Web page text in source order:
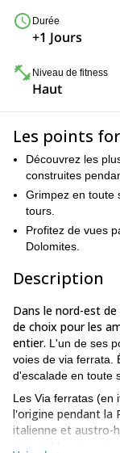
Durée
+1 Jours
Niveau de fitness
Haut
Les points
Découvrez les
construites
Grimpez en toute
tours.
Profitez de vues
Dolomites.
Description
Dans le nord-est
de choix pour les
entier. L'un de ses
voies de via ferrata.
d'escalade en toute
Les Via ferratas (en
l'origine pendant la
italienne et austro-